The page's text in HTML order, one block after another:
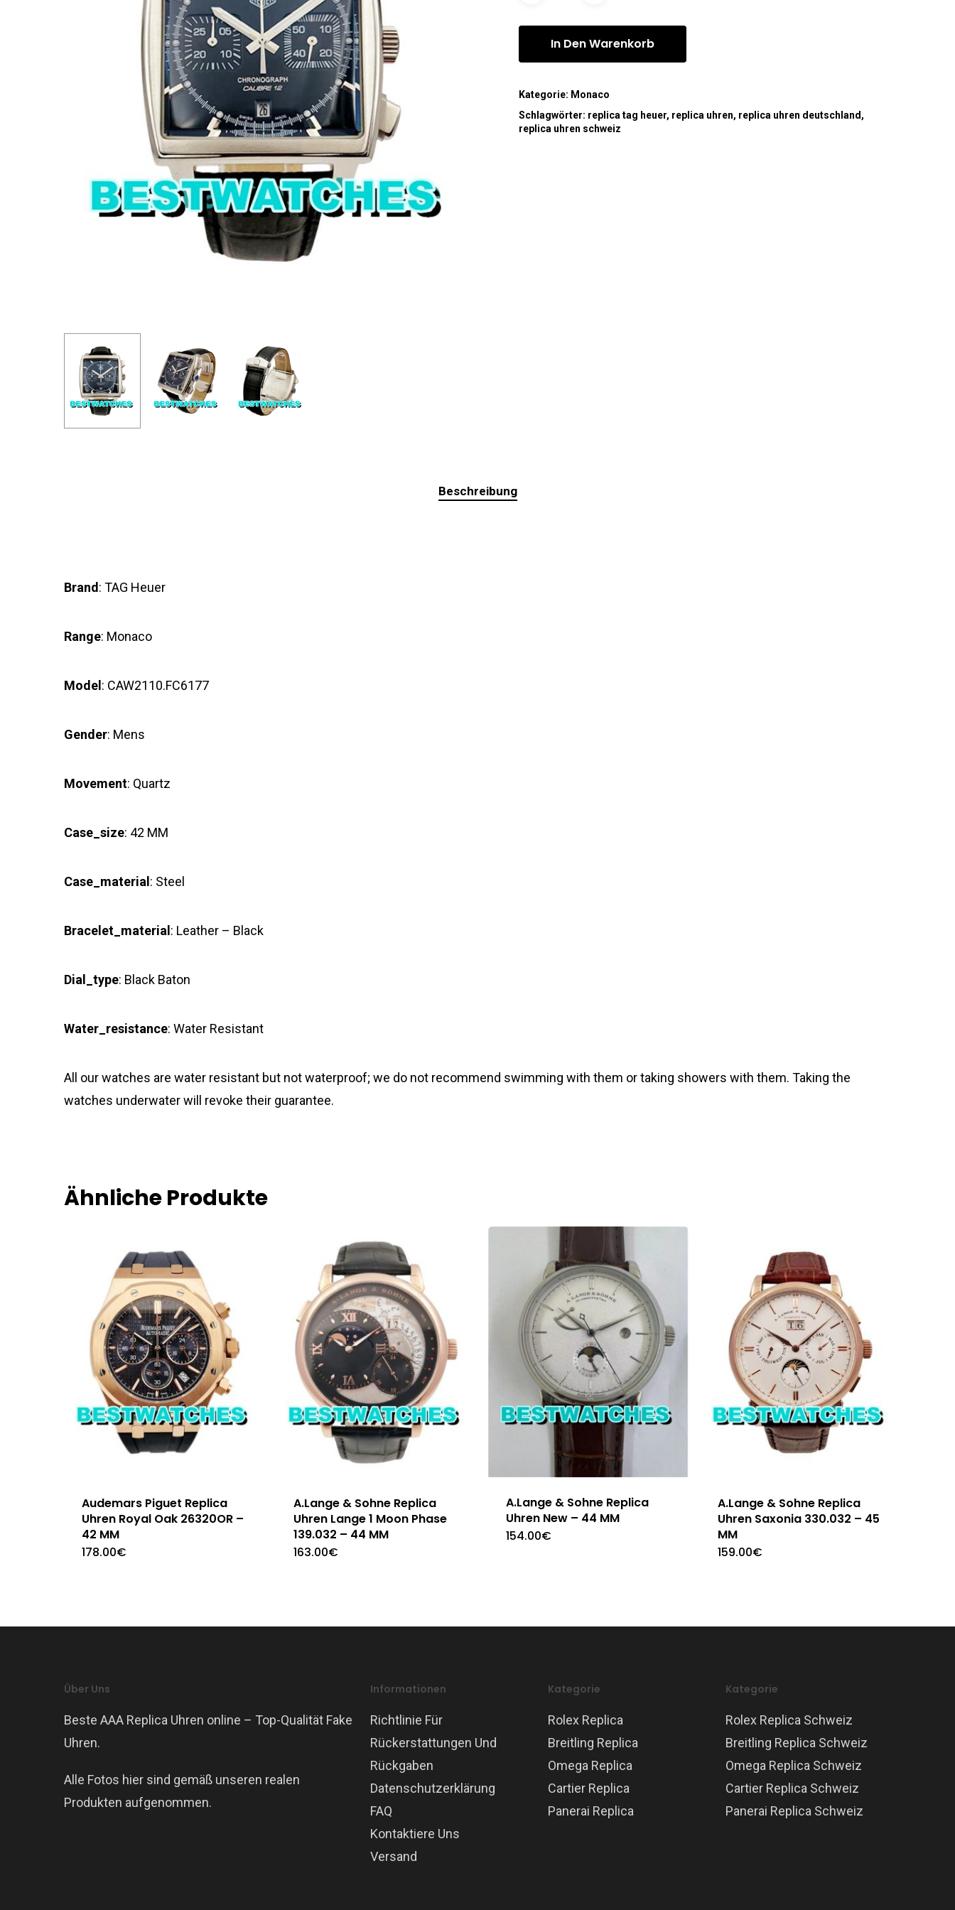
In Den Warenkorb
Kategorie: Monaco
Schlagwörter: replica tag heuer, replica uhren, replica uhren deutschland ,
replica uhren schweiz
Beschreibung
Brand : TAG Heuer
Range: Monaco
Model : CAW2110.FC6177
Gender: Mens
Movement: Quartz
Case_size: 42 MM
Case_material : Steel
Bracelet_material : Leather – Black
Dial_type: Black Baton
Water_resistance: Water Resistant
All our watches are water resistant but not waterproof; we do not recommend swimming with them or taking showers with them. Taking the
watches underwater will revoke their guarantee.
Ähnliche Produkte
Audemars Piguet Replica
Uhren Royal Oak 26320OR –
42 MM
178.00€
A.Lange & Sohne Replica
Uhren Lange 1 Moon Phase
139.032 – 44 MM
163.00€
A.Lange & Sohne Replica
Uhren New – 44 MM
154.00€
A.Lange & Sohne Replica
Uhren Saxonia 330.032 – 45
MM
159.00€
Über Uns
Beste AAA Replica Uhren online – Top-Qualität Fake
Uhren.
Alle Fotos hier sind gemäß unseren realen
Produkten aufgenommen.
Informationen
Richtlinie Für
Rückerstattungen Und
Rückgaben
Datenschutzerklärung
FAQ
Kontaktiere Uns
Versand
Kategorie
Rolex Replica
Breitling Replica
Omega Replica
Cartier Replica
Panerai Replica
Kategorie
Rolex Replica Schweiz
Breitling Replica Schweiz
Omega Replica Schweiz
Cartier Replica Schweiz
Panerai Replica Schweiz